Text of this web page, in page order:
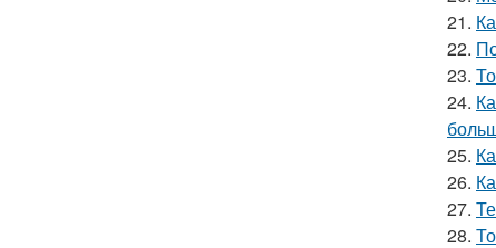
21.
22.
23.
24.
25.
26.
27.
28.